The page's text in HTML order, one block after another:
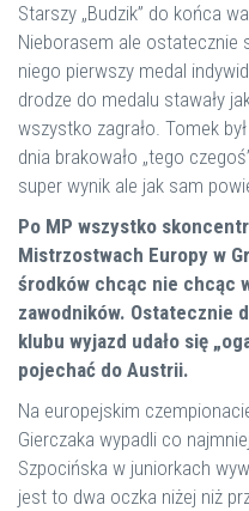
Starszy „Budzik” do końca
Nieborasem ale ostatecznie
niego pierwszy medal
drodze do medalu stawały
wszystko zagrało. Tomek
dnia brakowało „tego
super wynik ale jak sam
Po MP wszystko
Mistrzostwach Europy w
środków chcąc nie chcąc
zawodników. Ostatecznie
klubu wyjazd udało się
pojechać do Austrii.
Na europejskim
Gierczaka wypadli co
Szpocińska w juniorkach
jest to dwa oczka niżej niż